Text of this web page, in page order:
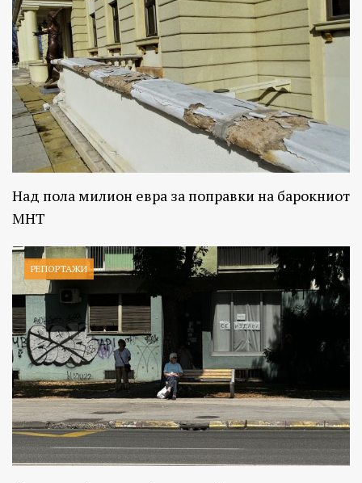
Над пола милион евра за поправки на барокниот
МНТ
РЕПОРТАЖИ